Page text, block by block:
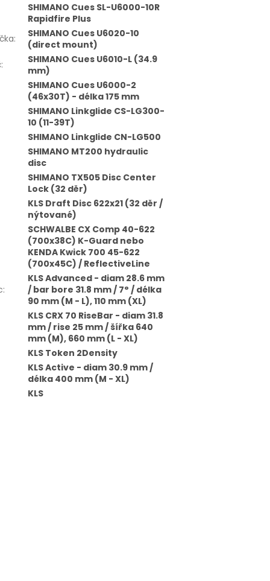
SHIMANO Cues SL-U6000-10R
Rapidfire Plus
:
SHIMANO Cues U6020-10
(direct mount)
:
SHIMANO Cues U6010-L (34.9
mm)
SHIMANO Cues U6000-2
(46x30T) - délka 175 mm
SHIMANO Linkglide CS-LG300-
10 (11-39T)
SHIMANO Linkglide CN-LG500
SHIMANO MT200 hydraulic
disc
SHIMANO TX505 Disc Center
Lock (32 děr)
KLS Draft Disc 622x21 (32 děr /
nýtované)
SCHWALBE CX Comp 40-622
(700x38C) K-Guard nebo
KENDA Kwick 700 45-622
(700x45C) / ReflectiveLine
:
KLS Advanced - diam 28.6 mm
/ bar bore 31.8 mm / 7° / délka
90 mm (M - L), 110 mm (XL)
KLS CRX 70 RiseBar - diam 31.8
mm / rise 25 mm / šířka 640
mm (M), 660 mm (L - XL)
KLS Token 2Density
KLS Active - diam 30.9 mm /
délka 400 mm (M - XL)
KLS